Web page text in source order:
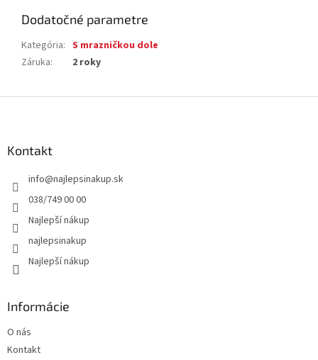
Dodatočné parametre
Kategória: S mrazničkou dole
Záruka: 2 roky
Kontakt
info@najlepsinakup.sk
038/749 00 00
Najlepší nákup
najlepsinakup
Najlepší nákup
Informácie
O nás
Kontakt